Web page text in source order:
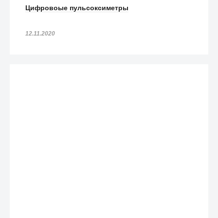
Цифровоые пульсоксиметры
12.11.2020